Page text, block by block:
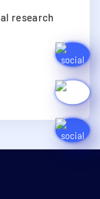
research